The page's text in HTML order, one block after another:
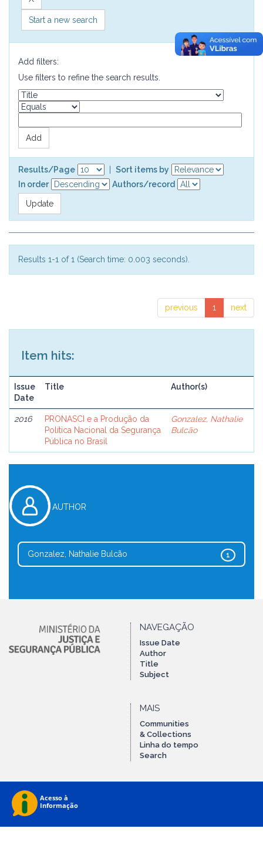
Start a new search
Add filters:
Use filters to refine the search results.
Results/Page
Sort items by
In order
Authors/record
Results 1-1 of 1 (Search time: 0.003 seconds).
previous 1 next
Item hits:
Issue
Date
Title Author(s)
2016
PRONASCI e a Produção da
Política Nacional da Segurança
Pública no Brasil
Gonzalez, Nathalie
Bulcão
AUTHOR
1
Gonzalez, Nathalie Bulcão
NAVEGAÇÃO
Issue Date
Author
Title
Subject
MAIS
Communities
& Collections
Linha do tempo
Search